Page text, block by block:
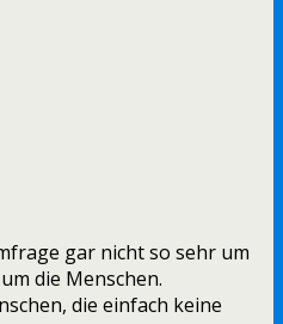
gar nicht so sehr um
die Menschen.
die einfach keine